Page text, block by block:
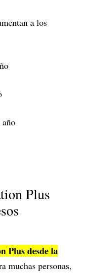
a los
Plus
Plus desde la
muchas personas,